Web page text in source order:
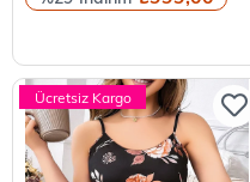
Ücretsiz Kargo